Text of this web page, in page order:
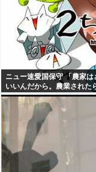
ニュー速愛国保守 「農家
いいんだから。農業された